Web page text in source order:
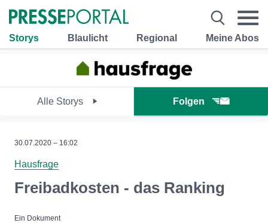
Storys Blaulicht Regional Meine Abos
Alle Storys Folgen
30.07.2020 – 16:02
Hausfrage
Freibadkosten - das Ranking
Ein Dokument